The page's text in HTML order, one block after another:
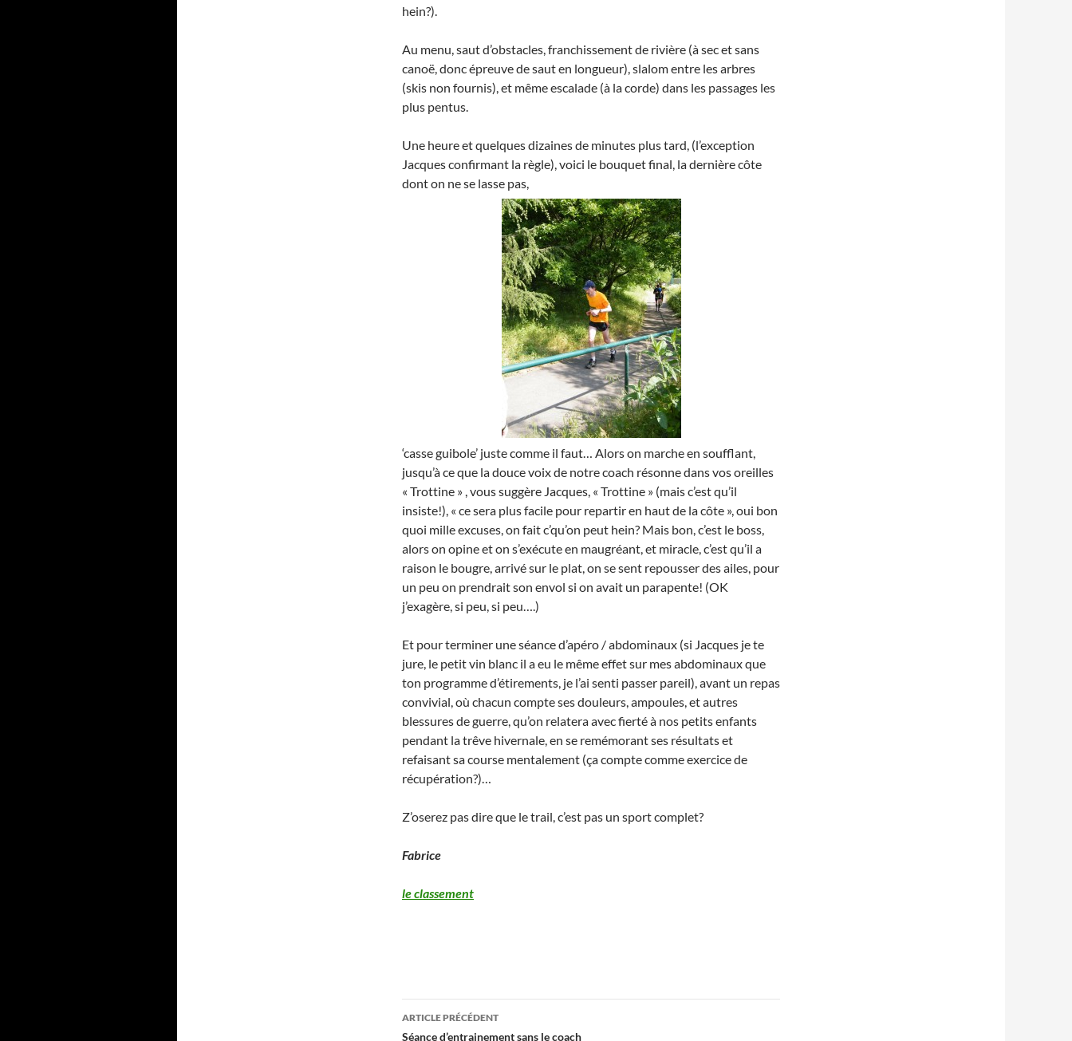
hein?).
Au menu, saut d’obstacles, franchissement de rivière (à sec et sans
canoë, donc épreuve de saut en longueur), slalom entre les arbres
(skis non fournis), et même escalade (à la corde) dans les passages les
plus pentus.
Une heure et quelques dizaines de minutes plus tard, (l’exception
Jacques confirmant la règle), voici le bouquet final, la dernière côte
dont on ne se lasse pas,
‘casse guibole’ juste comme il faut… Alors on marche en soufflant,
jusqu’à ce que la douce voix de notre coach résonne dans vos oreilles
« Trottine » , vous suggère Jacques, « Trottine » (mais c’est qu’il
insiste!), « ce sera plus facile pour repartir en haut de la côte », oui bon
quoi mille excuses, on fait c’qu’on peut hein? Mais bon, c’est le boss,
alors on opine et on s’exécute en maugréant, et miracle, c’est qu’il a
raison le bougre, arrivé sur le plat, on se sent repousser des ailes, pour
un peu on prendrait son envol si on avait un parapente! (OK
j’exagère, si peu, si peu….)
Et pour terminer une séance d’apéro / abdominaux (si Jacques je te
jure, le petit vin blanc il a eu le même effet sur mes abdominaux que
ton programme d’étirements, je l’ai senti passer pareil), avant un repas
convivial, où chacun compte ses douleurs, ampoules, et autres
blessures de guerre, qu’on relatera avec fierté à nos petits enfants
pendant la trêve hivernale, en se remémorant ses résultats et
refaisant sa course mentalement (ça compte comme exercice de
récupération?)…
Z’oserez pas dire que le trail, c’est pas un sport complet?
Fabrice
le classement
Navigation
ARTICLE PRÉCÉDENT
Séance d’entrainement sans le coach